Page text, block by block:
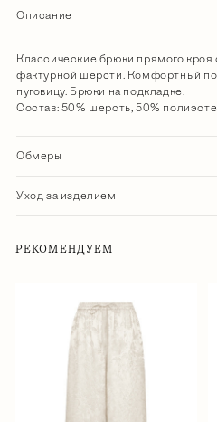
Описание
Классические брюки прямого кроя
фактурной шерсти. Комфортный
пуговицу. Брюки на подкладке.
Состав: 50% шерсть, 50%
Обмеры
Уход за изделием
РЕКОМЕНДУЕМ